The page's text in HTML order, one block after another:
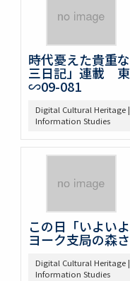
時代憂えた貴重
三日記」連載
∽09-081
Digital Cultural Heritage
Information Studies
この日「いよい
ヨーク支局
Digital Cultural Heritage
Information Studies